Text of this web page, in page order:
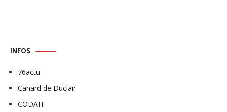
INFOS
76actu
Canard de Duclair
CODAH